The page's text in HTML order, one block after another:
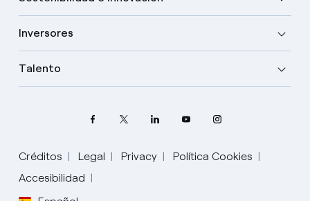
Inversores
Talento
Créditos Legal Privacy
Política Cookies
Accesibilidad